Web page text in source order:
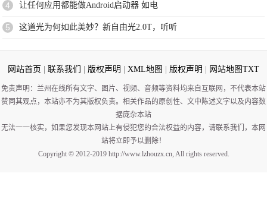
4 让任何应用都能做Android启动器 如电
5 这道光为何如此美妙？新自由光2.0T，听听
网站首页 联系我们 版权声明 XML地图 版权声明 网站地图TXT
免责声明：兰州在线所有文字、图片、视频、音频等资料均来自互联网，不代表本站
赞同其观点，本站亦不为其版权负责。相关作品的原创性、文中陈述文字以及内容数
据庞杂本站
无法一一核实，如果您发现本网站上有侵犯您的合法权益的内容，请联系我们，本网
站将立即予以删除！
Copyright © 2012-2019 http://www.lzhouzx.cn, All rights reserved.